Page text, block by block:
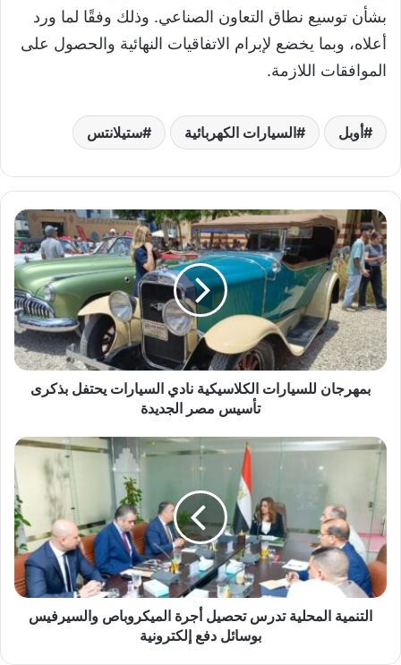
بشأن توسيع نطاق التعاون الصناعي. وذلك وفقًا لما ورد
أعلاه، وبما يخضع لإبرام الاتفاقيات النهائية والحصول على
الموافقات اللازمة.
أوبل السيارات الكهربائية ستيلانتس
ب
م
ه
ر
ج
ا
ن
ل
ل
ر
ل
ك
ا
س
بمهرجان للسيارات الكلاسيكية نادي السيارات يحتفل بذكرى
تأسيس مصر الجديدة
ا
م
ي
ة
ا
ل
التنمية المحلية تدرس تحصيل أجرة الميكروباص والسيرفيس
بوسائل دفع إلكترونية